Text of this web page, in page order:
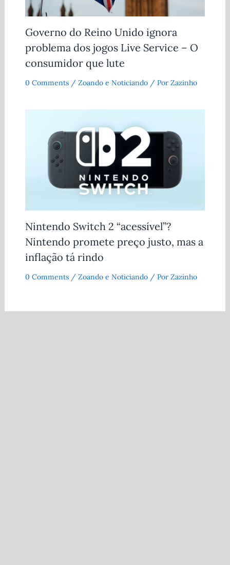
Governo do Reino Unido ignora
problema dos jogos Live Service – O
consumidor que lute
0 Comments / Zoando e Noticiando/ Por Zazinho
Nintendo Switch 2 “acessível”?
Nintendo promete preço justo, mas a
inflação tá rindo
0 Comments / Zoando e Noticiando/ Por Zazinho